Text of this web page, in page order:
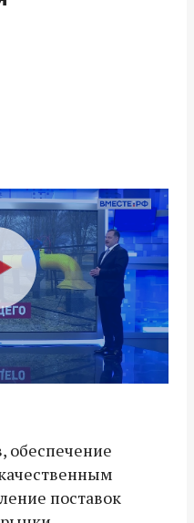
обеспечение
поставок